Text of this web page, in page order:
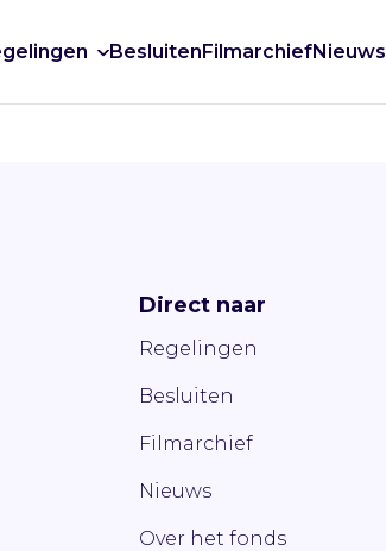
BesluitenFilmarchiefNieuws
Direct naar
Regelingen
Besluiten
Filmarchief
Nieuws
Over het fonds